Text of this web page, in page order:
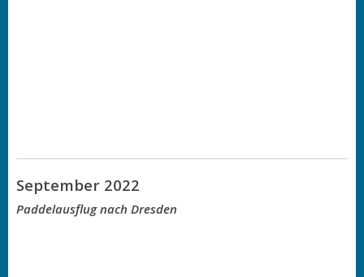
September 2022
Paddelausflug nach Dresden